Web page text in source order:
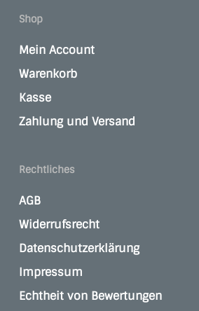
Shop
Mein Account
Warenkorb
Kasse
Zahlung und Versand
Rechtliches
AGB
Widerrufsrecht
Datenschutzerklärung
Impressum
Echtheit von Bewertungen